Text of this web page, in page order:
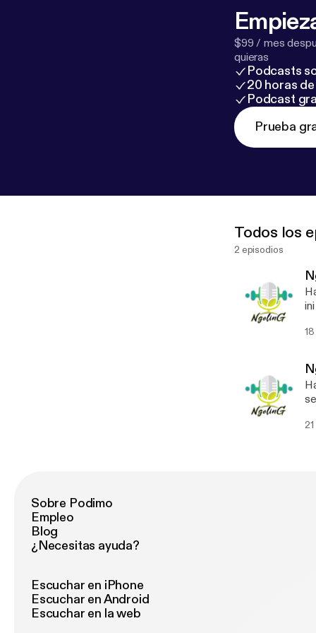
$99 / mes
quieras
Podcasts
20 horas
Podcast
Prueba
Todos los
2 episodios
serta
Sobre Podimo
Empleo
Blog
¿Necesitas ayuda?
Escuchar en iPhone
Escuchar en Android
Escuchar en la web